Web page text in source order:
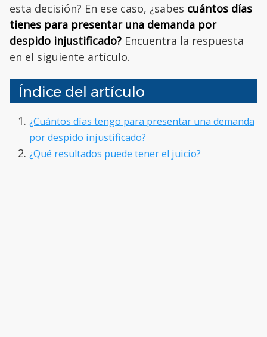
esta decisión? En ese caso, ¿sabes cuántos días
tienes para presentar una demanda por
despido injustificado? Encuentra la respuesta
en el siguiente artículo.
Índice del artículo
¿Cuántos días tengo para presentar una demanda
por despido injustificado?
¿Qué resultados puede tener el juicio?